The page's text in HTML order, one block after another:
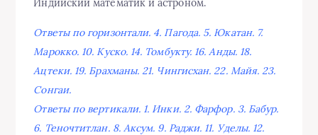
Индийский математик и астроном.
Ответы по горизонтали. 4. Пагода. 5. Юкатан. 7.
Марокко. 10. Куско. 14. Томбукту. 16. Анды. 18.
Ацтеки. 19. Брахманы. 21. Чингисхан. 22. Майя. 23.
Сонгаи.
Ответы по вертикали. 1. Инки. 2. Фарфор. 3. Бабур.
6. Теночтитлан. 8. Аксум. 9. Раджи. 11. Уделы. 12.